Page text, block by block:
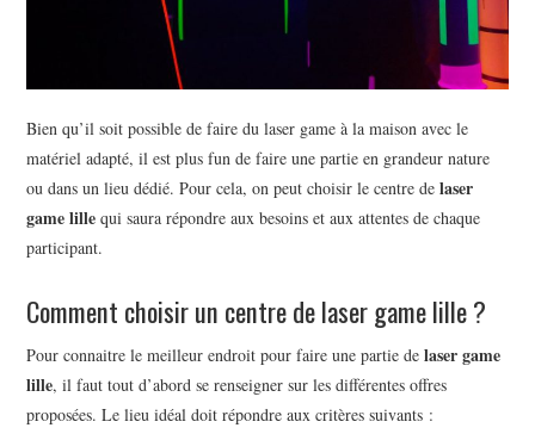
Bien qu’il soit possible de faire du laser game à la maison avec le
matériel adapté, il est plus fun de faire une partie en grandeur nature
ou dans un lieu dédié. Pour cela, on peut choisir le centre delaser
game lille qui saura répondre aux besoins et aux attentes de chaque
participant.
Comment choisir un centre de laser game lille ?
Pour connaitre le meilleur endroit pour faire une partie delaser game
lille, il faut tout d’abord se renseigner sur les différentes offres
proposées. Le lieu idéal doit répondre aux critères suivants :